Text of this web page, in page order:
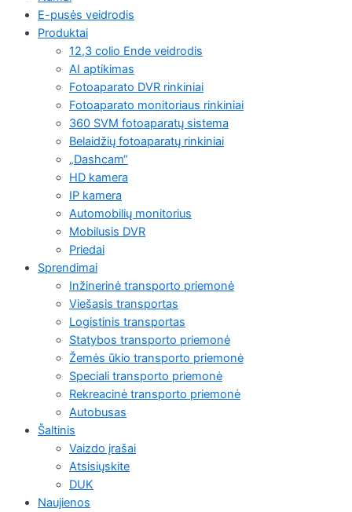
E-pusės veidrodis
Produktai
12,3 colio Ende veidrodis
AI aptikimas
Fotoaparato DVR rinkiniai
Fotoaparato monitoriaus rinkiniai
360 SVM fotoaparatų sistema
Belaidžių fotoaparatų rinkiniai
„Dashcam“
HD kamera
IP kamera
Automobilių monitorius
Mobilusis DVR
Priedai
Sprendimai
Inžinerinė transporto priemonė
Viešasis transportas
Logistinis transportas
Statybos transporto priemonė
Žemės ūkio transporto priemonė
Speciali transporto priemonė
Rekreacinė transporto priemonė
Autobusas
Šaltinis
Vaizdo įrašai
Atsisiųskite
DUK
Naujienos